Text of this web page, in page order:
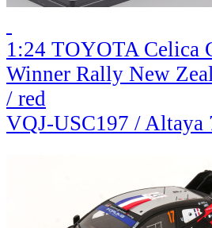
1:24 TOYOTA Celica
Winner Rally New
/ red
VQJ-USC197 / Altaya